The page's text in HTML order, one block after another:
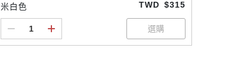
米白色 TWD $315